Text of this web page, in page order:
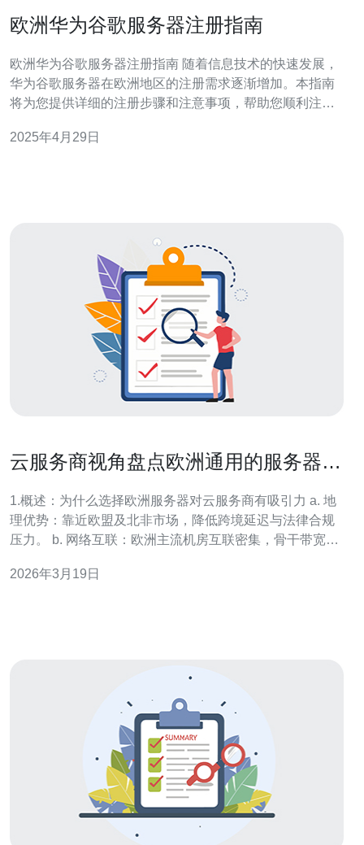
欧洲华为谷歌服务器注册指南
欧洲华为谷歌服务器注册指南 随着信息技术的快速发展，
华为谷歌服务器在欧洲地区的注册需求逐渐增加。本指南
将为您提供详细的注册步骤和注意事项，帮助您顺利注册
服务器之前，您需要做好以下准备工作： 确保您拥有有效
2025年4月29日
云服务商视角盘点欧洲通用的服务器有
1.概述：为什么选择欧洲服务器对云服务商有吸引力 a. 地
理优势：靠近欧盟及北非市场，降低跨境延迟与法律合规
压力。 b. 网络互联：欧洲主流机房互联密集，骨干带宽成
使数据在欧洲境内部署需求增加。 d. 成本控制：与北美相
2026年3月19日